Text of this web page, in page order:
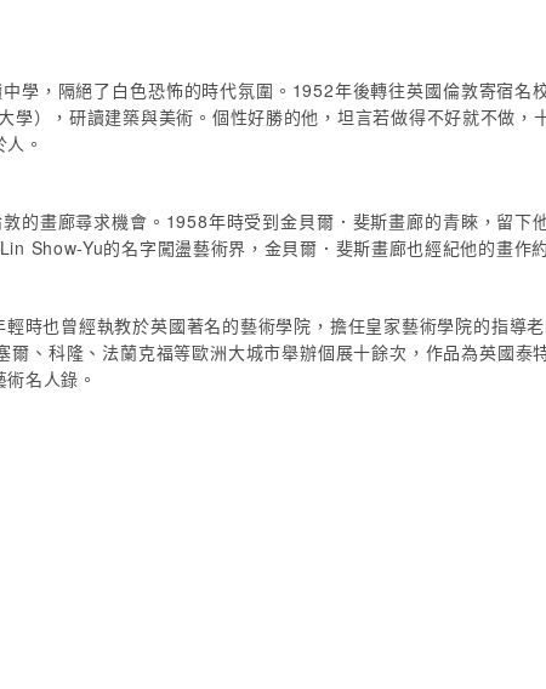
學，隔絕了白色恐怖的時代氛圍。1952年後轉往英國倫敦寄宿名
），研讀建築與美術。個性好勝的他，坦言若做得不好就不做，
。
的畫廊尋求機會。1958年時受到金貝爾．斐斯畫廊的青睞，留下
Show-Yu的名字闖盪藝術界，金貝爾．斐斯畫廊也經紀他的畫作
時也曾經執教於英國著名的藝術學院，擔任皇家藝術學院的指導
、科隆、法蘭克福等歐洲大城市舉辦個展十餘次，作品為英國泰
名人錄。